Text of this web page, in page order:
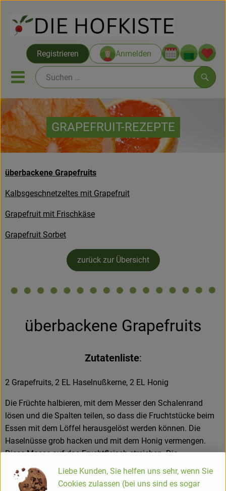
Registrieren Anmelden
Mobiles Menu öffnen oder
Saatgut ab Juli
Themenwelten
Neu & Angebote
Hofkisten
Vom Acker
Kühltheke
TrinkBar
So geht’s
Über uns
Service
Hofladen
GRAPEFRUIT-REZEPTE
überbackene Grapefruits
Kalbsgeschnetzeltes mit Grapefruit
Grapefruit mit Frischkäse
Grapefruit Sorbet
zurück zur Übersicht
überbackene Grapefruits
Zutatenliste:
2 Grapefruits, 2 EL Haselnußkerne, 2 EL Honig
Die Früchte halbieren, mit dem Messer den Schalenrand
lösen und die Spalten teilen, so dass die Fruchtstücke beim
Essen mit dem Löffel herausgelöst werden können. Die
Haselnüsse grob hacken und mit dem Honig vermengen.
Diese Masse auf das Fruchtfleisch streichen. Die
Grapefruithälften auf dem Rost auf der obersten Schiene
überbacken oder übergrillen. Sofort servieren.
Liebe Kunden, Sie helfen uns sehr, wenn Sie
Cookies zulassen (bei uns sind es sogar